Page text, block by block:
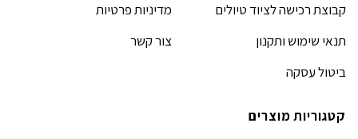
קבוצת רכישה לציוד טיולים
תנאי שימוש ותקנון
ביטול עסקה
מדיניות פרטיות
צור קשר
קטגוריות מוצרים